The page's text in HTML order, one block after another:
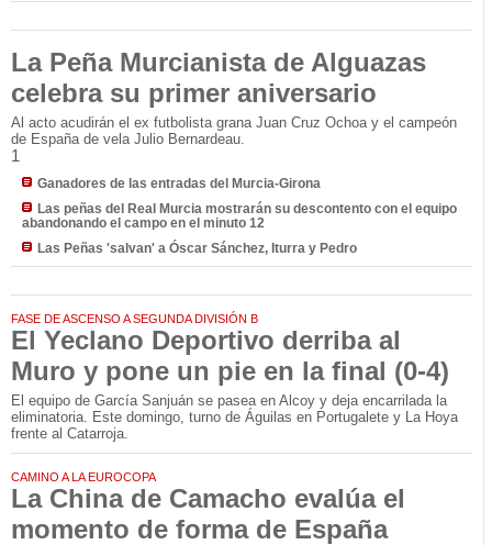
La Peña Murcianista de Alguazas
celebra su primer aniversario
Al acto acudirán el ex futbolista grana Juan Cruz Ochoa y el campeón
de España de vela Julio Bernardeau.
1
Ganadores de las entradas del Murcia-Girona
Las peñas del Real Murcia mostrarán su descontento con el equipo
abandonando el campo en el minuto 12
Las Peñas 'salvan' a Óscar Sánchez, Iturra y Pedro
FASE DE ASCENSO A SEGUNDA DIVISIÓN B
El Yeclano Deportivo derriba al
Muro y pone un pie en la final (0-4)
El equipo de García Sanjuán se pasea en Alcoy y deja encarrilada la
eliminatoria. Este domingo, turno de Águilas en Portugalete y La Hoya
frente al Catarroja.
CAMINO A LA EUROCOPA
La China de Camacho evalúa el
momento de forma de España